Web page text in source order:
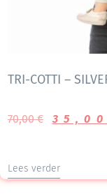
TRI-COTTI –
70,00€
Lees verder